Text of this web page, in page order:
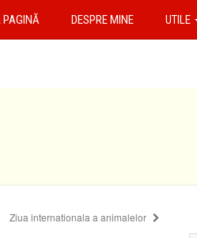
PAGINĂ DESPRE MINE UTILE
Ziua internationala a animalelor